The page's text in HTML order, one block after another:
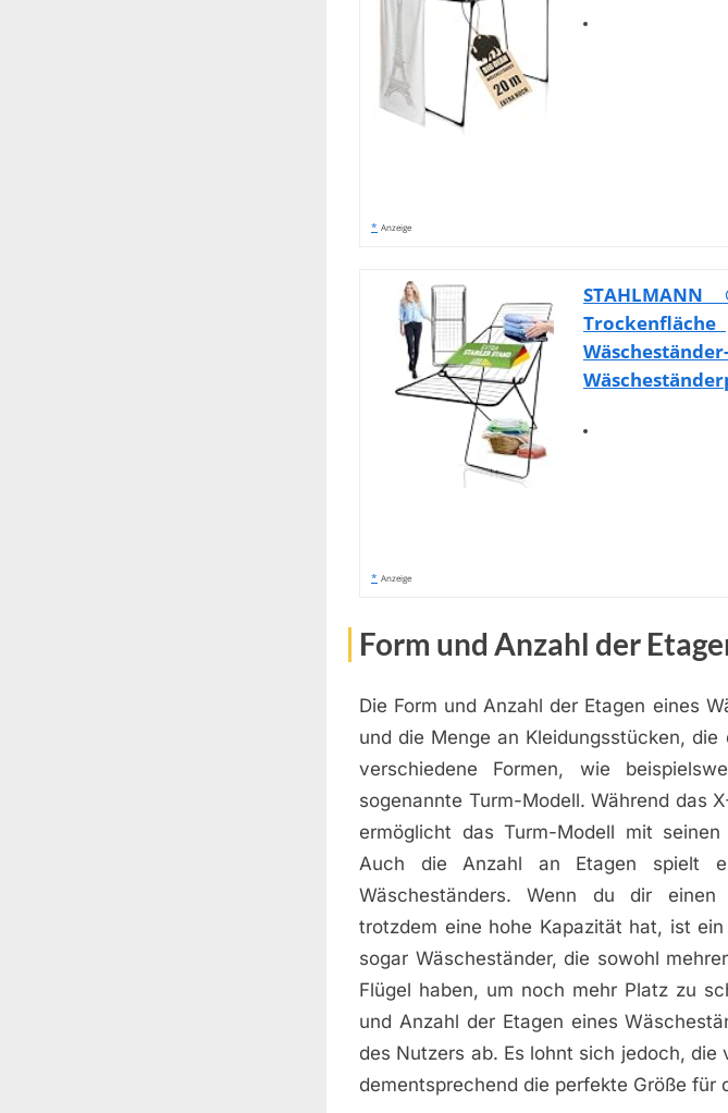
* Anzeige
* Anzeige
Form und Anzahl der
Die Form und Anzahl der Etagen eines
und die Menge an Kleidungsstücken,
verschiedene Formen, wie
sogenannte Turm-Modell. Während das
ermöglicht das Turm-Modell mit
Auch die Anzahl an Etagen spielt
Wäscheständers. Wenn du dir
trotzdem eine hohe Kapazität hat, ist
sogar Wäscheständer, die sowohl
Flügel haben, um noch mehr Platz zu
und Anzahl der Etagen eines
des Nutzers ab. Es lohnt sich jedoch,
dementsprechend die perfekte Größe für